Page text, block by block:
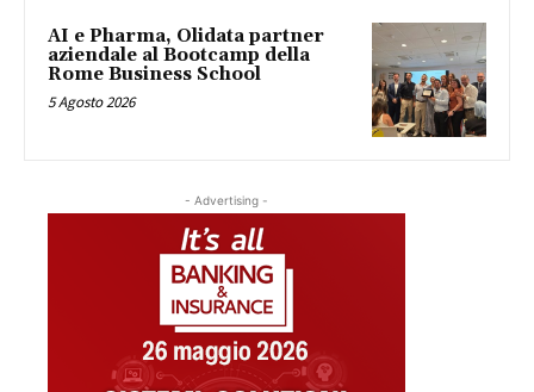
AI e Pharma, Olidata partner
aziendale al Bootcamp della
Rome Business School
5 Agosto 2026
- Advertising -